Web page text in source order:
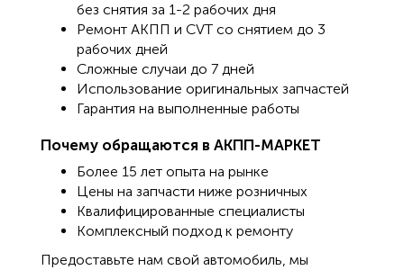
без снятия за 1-2 рабочих дня
Ремонт АКПП и CVT со снятием до 3
рабочих дней
Сложные случаи до 7 дней
Использование оригинальных запчастей
Гарантия на выполненные работы
Почему обращаются в АКПП-МАРКЕТ
Более 15 лет опыта на рынке
Цены на запчасти ниже розничных
Квалифицированные специалисты
Комплексный подход к ремонту
Предоставьте нам свой автомобиль, мы